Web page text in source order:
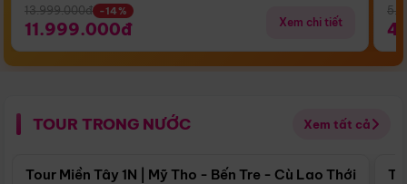
13.999.000đ -14%
11.999.000đ Xem chi tiết
TOUR TRONG NƯỚC Xem tất cả
Điểm nổi bật
Tour Miền Tây 1N | Mỹ Tho - Bến Tre - Cù Lao Thới